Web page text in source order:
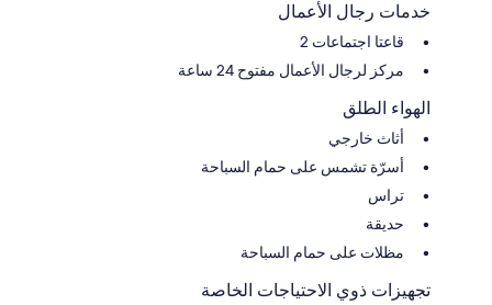
خدمات رجال الأعمال
قاعتا اجتماعات 2
مركز لرجال الأعمال مفتوح 24 ساعة
الهواء الطلق
أثاث خارجي
أسرّة تشمس على حمام السباحة
تراس
حديقة
مظلات على حمام السباحة
تجهيزات ذوي الاحتياجات الخاصة